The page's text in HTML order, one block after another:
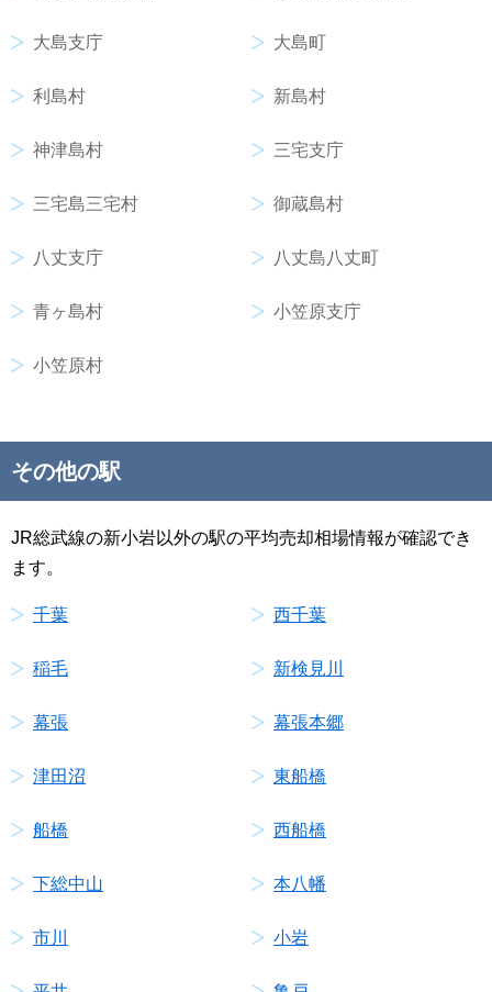
大島支庁 大島町
利島村 新島村
神津島村 三宅支庁
三宅島三宅村 御蔵島村
八丈支庁 八丈島八丈町
青ヶ島村 小笠原支庁
小笠原村
その他の駅
JR総武線の新小岩以外の駅の平均売却相場情報が確認でき
ます。
千葉 西千葉
稲毛 新検見川
幕張 幕張本郷
津田沼 東船橋
船橋 西船橋
下総中山 本八幡
市川 小岩